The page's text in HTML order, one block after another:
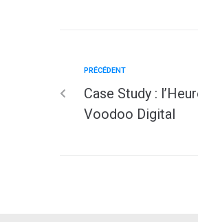
PRÉCÉDENT
Case Study :
Voodoo Digital